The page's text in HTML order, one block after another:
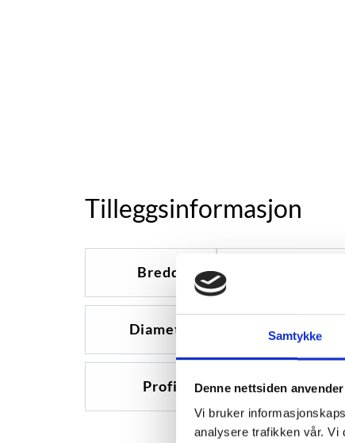
Samtykke
Denne nettsiden
Vi bruker
analysere trafikken vår. Vi
Tilleggsinformasjon
Bredde
Diameter 16
Profil 0